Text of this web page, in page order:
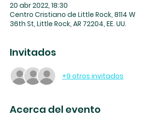
20 abr 2022, 18:30
Centro Cristiano de Little Rock, 8114 W
36th St, Little Rock, AR 72204, EE. UU.
Invitados
+9 otros invitados
Acerca del evento